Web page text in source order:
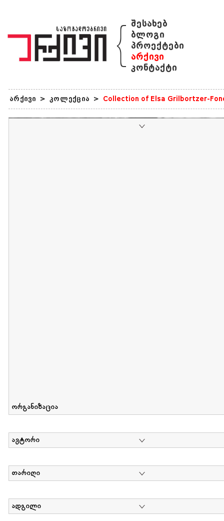
{ შესახებ
ბლოგი
პროექტები
არქივი
კონტაქტი
არქივი > კოლექცია > Collection of Elsa Grilbortzer-
ორგანიზაცია
ავტორი
თარიღი
ადგილი